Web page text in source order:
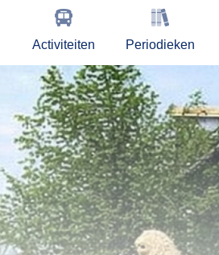
Activiteiten Periodieken